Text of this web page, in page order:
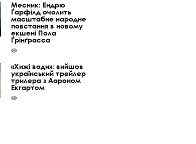
Месник: Ендрю
Ґарфілд очолить
масштабне народне
повстання в новому
екшені Пола
Ґрінґрасса
«Хижі води»: вийшов
український трейлер
трилера з Аароном
Екгартом